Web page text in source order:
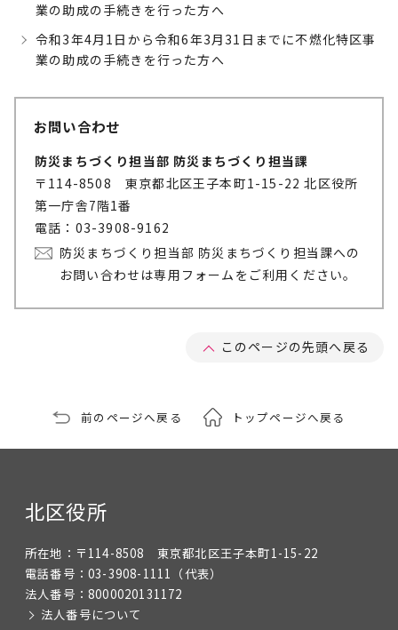
業の助成の手続きを行った方へ
令和3年4月1日から令和6年3月31日までに不燃化特区事
業の助成の手続きを行った方へ
お問い合わせ
防災まちづくり担当部 防災まちづくり担当課
〒114-8508 東京都北区王子本町1-15-22 北区役所
第一庁舎7階1番
電話：03-3908-9162
防災まちづくり担当部 防災まちづくり担当課への
お問い合わせは専用フォームをご利用ください。
このページの先頭へ戻る
前のページへ戻る トップページへ戻る
北区役所
所在地： 〒114-8508 東京都北区王子本町1-15-22
電話番号： 03-3908-1111 （代表）
法人番号： 8000020131172
法人番号について